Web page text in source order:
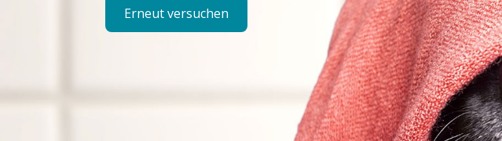
Erneut versuchen